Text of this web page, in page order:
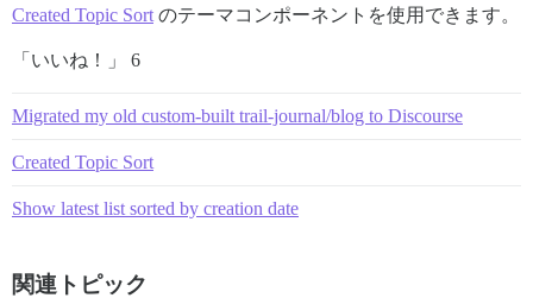
Created Topic Sort のテーマコンポーネントを使用できます。
「いいね！」 6
Migrated my old custom-built trail-journal/blog to Discourse
Created Topic Sort
Show latest list sorted by creation date
関連トピック